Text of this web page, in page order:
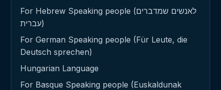
For Hebrew Speaking people (לאנשים שמדברים
עברית)
For German Speaking people (Für Leute, die
Deutsch sprechen)
Hungarian Language
For Basque Speaking people (Euskaldunak